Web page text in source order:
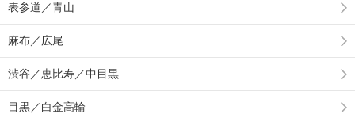
表参道／青山
麻布／広尾
渋谷／恵比寿／中目黒
目黒／白金高輪